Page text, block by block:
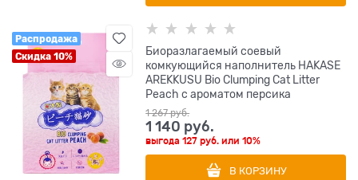
Распродажа
Скидка 10%
Биоразлагаемый соевый
комкующийся наполнитель HAKASE
AREKKUSU Bio Clumping Cat Litter
Peach с ароматом персика
1 267 руб.
1 140 руб.
выгода127 руб. или10%
В КОРЗИНУ